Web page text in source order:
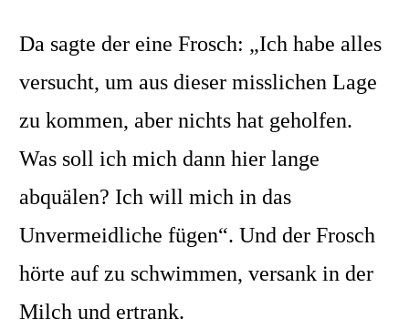
Da sagte der eine Frosch: „Ich habe alles
versucht, um aus dieser misslichen Lage
zu kommen, aber nichts hat geholfen.
Was soll ich mich dann hier lange
abquälen? Ich will mich in das
Unvermeidliche fügen“. Und der Frosch
hörte auf zu schwimmen, versank in der
Milch und ertrank.